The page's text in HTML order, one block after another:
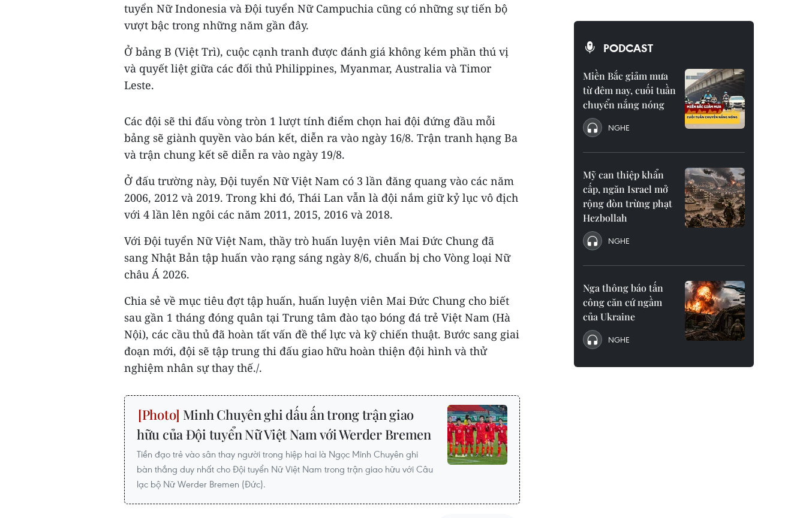
tuyển Nữ Indonesia và Đội tuyển Nữ Campuchia cũng có những sự tiến bộ
vượt bậc trong những năm gần đây.
Ở bảng B (Việt Trì), cuộc cạnh tranh được đánh giá không kém phần thú vị
và quyết liệt giữa các đối thủ Philippines, Myanmar, Australia và Timor
Leste.
Các đội sẽ thi đấu vòng tròn 1 lượt tính điểm chọn hai đội đứng đầu mỗi
bảng sẽ giành quyền vào bán kết, diễn ra vào ngày 16/8. Trận tranh hạng Ba
và trận chung kết sẽ diễn ra vào ngày 19/8.
Ở đấu trường này, Đội tuyển Nữ Việt Nam có 3 lần đăng quang vào các năm
2006, 2012 và 2019. Trong khi đó, Thái Lan vẫn là đội nắm giữ kỷ lục vô địch
với 4 lần lên ngôi các năm 2011, 2015, 2016 và 2018.
Với Đội tuyển Nữ Việt Nam, thầy trò huấn luyện viên Mai Đức Chung đã
sang Nhật Bản tập huấn vào rạng sáng ngày 8/6, chuẩn bị cho Vòng loại Nữ
châu Á 2026.
Chia sẻ về mục tiêu đợt tập huấn, huấn luyện viên Mai Đức Chung cho biết
sau gần 1 tháng đóng quân tại Trung tâm đào tạo bóng đá trẻ Việt Nam (Hà
Nội), các cầu thủ đã hoàn tất vấn đề thể lực và kỹ chiến thuật. Bước sang giai
đoạn mới, đội sẽ tập trung thi đấu giao hữu hoàn thiện đội hình và thử
nghiệm nhân sự thay thế./.
Minh Chuyên ghi dấu ấn trong trận giao
hữu của Đội tuyển Nữ Việt Nam với Werder Bremen
Tiền đạo trẻ vào sân thay người trong hiệp hai là Ngọc Minh Chuyên ghi
bàn thắng duy nhất cho Đội tuyển Nữ Việt Nam trong trận giao hữu với Câu
lạc bộ Nữ Werder Bremen (Đức).
PODCAST
Miền Bắc giảm mưa
từ đêm nay, cuối tuần
chuyển nắng nóng
NGHE
Mỹ can thiệp khẩn
cấp, ngăn Israel mở
rộng đòn trừng phạt
Hezbollah
NGHE
Nga thông báo tấn
công căn cứ ngầm
của Ukraine
NGHE